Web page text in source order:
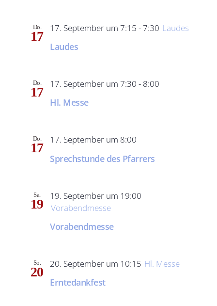
Do.
17
Laudes
17. September um 7:15 - 7:30 Laudes
Do.
17
Hl. Messe
17. September um 7:30 - 8:00
Do.
17
Sprechstunde des Pfarrers
17. September um 8:00
Sa.
19
Vorabendmesse
19. September um 19:00
Vorabendmesse
So.
20
Erntedankfest
20. September um 10:15 Hl. Messe